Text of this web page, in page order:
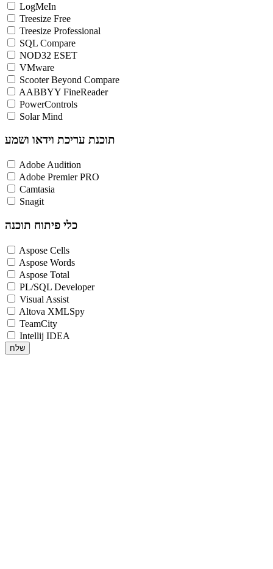
LogMeIn
Treesize Free
Treesize Professional
SQL Compare
NOD32 ESET
VMware
Scooter Beyond Compare
AABBYY FineReader
PowerControls
Solar Mind
תוכנת עריכת וידאו ושמע
Adobe Audition
Adobe Premier PRO
Camtasia
Snagit
כלי פיתוח תוכנה
Aspose Cells
Aspose Words
Aspose Total
PL/SQL Developer
Visual Assist
Altova XMLSpy
TeamCity
Intellij IDEA